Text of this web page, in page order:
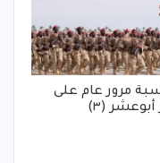
مرور عام على
أبوعشر (٣)